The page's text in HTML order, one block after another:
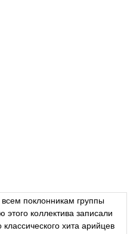
поклонникам группы
коллектива записали
хита арийцев